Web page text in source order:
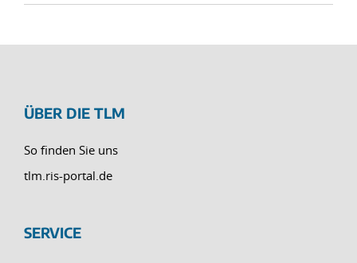
ÜBER DIE TLM
So finden Sie uns
tlm.ris-portal.de
SERVICE